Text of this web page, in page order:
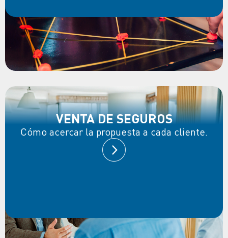
VENTA DE SEGUROS
Cómo acercar la propuesta a cada cliente.